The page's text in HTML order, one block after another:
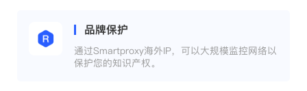
品牌保护
通过Smartproxy海外IP，可以大规模监控网络以
保护您的知识产权。